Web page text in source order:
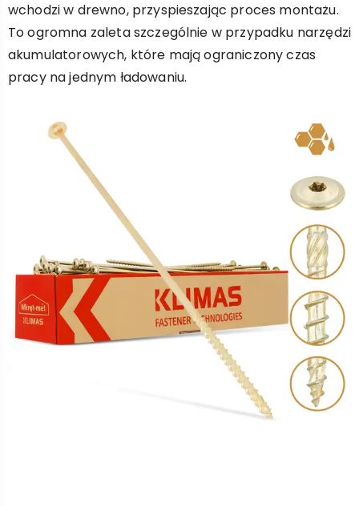
wchodzi w drewno, przyspieszając proces montażu.
To ogromna zaleta szczególnie w przypadku narzędzi
akumulatorowych, które mają ograniczony czas
pracy na jednym ładowaniu.